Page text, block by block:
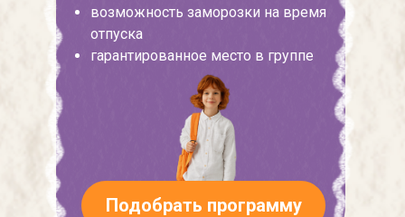
возможность заморозки на время
отпуска
гарантированное место в группе
Подобрать программу